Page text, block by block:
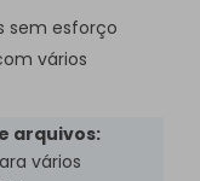
sem esforço
vários
arquivos:
vários